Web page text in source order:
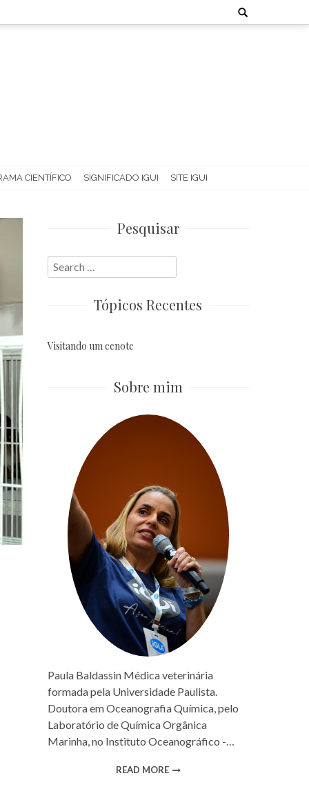
Search
for:
CIENTÍFICO SIGNIFICADO IGUI SITE IGUI
Pesquisar
Search
for:
Tópicos Recentes
Visitando um cenote
Sobre mim
Paula Baldassin Médica veterinária
formada pela Universidade Paulista.
Doutora em Oceanografia Química, pelo
Laboratório de Química Orgânica
Marinha, no Instituto Oceanográfico -…
READ MORE